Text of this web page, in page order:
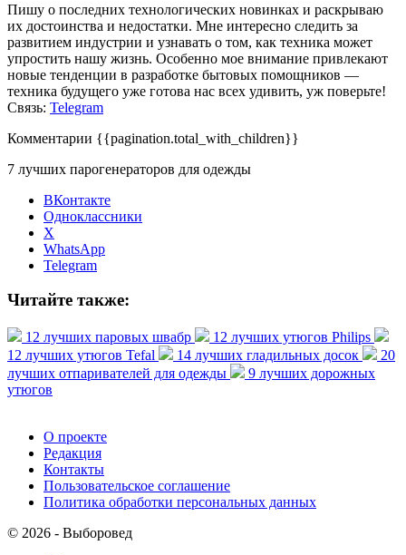
Пишу о последних технологических новинках и раскрываю
их достоинства и недостатки. Мне интересно следить за
развитием индустрии и узнавать о том, как техника может
упростить нашу жизнь. Особенно мое внимание привлекают
новые тенденции в разработке бытовых помощников —
техника будущего уже готова нас всех удивить, уж поверьте!
Связь: Telegram
Комментарии {{pagination.total_with_children}}
7 лучших парогенераторов для одежды
ВКонтакте
Одноклассники
X
WhatsApp
Telegram
Читайте также:
12 лучших паровых швабр
12 лучших утюгов Philips
12 лучших утюгов Tefal
14 лучших гладильных досок
20
лучших отпаривателей для одежды
9 лучших дорожных
утюгов
О проекте
Редакция
Контакты
Пользовательское соглашение
Политика обработки персональных данных
© 2026 - Выборовед